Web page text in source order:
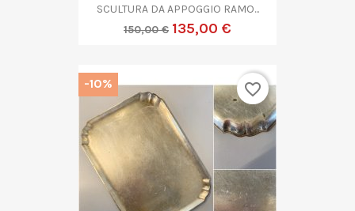
SCULTURA DA APPOGGIO RAMO...
150,00 € 135,00 €
-10% favorite_border